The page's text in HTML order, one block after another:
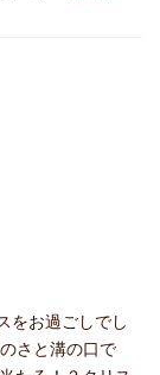
をお過ごしでし
さと溝の口で